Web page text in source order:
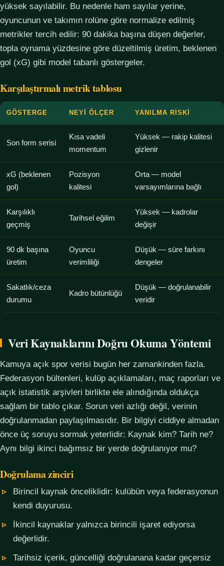
yüksek sayılabilir. Bu nedenle ham sayılar yerine,
oyuncunun ve takımın rolüne göre normalize edilmiş
metrikler tercih edilir: 90 dakika başına düşen değerler,
topla oynama yüzdesine göre düzeltilmiş üretim, beklenen
gol (xG) gibi model tabanlı göstergeler.
Karşılaştırmalı metrik tablosu
GÖSTERGE NEYI ÖLÇER YANILMA RISKI
Son form serisi
Kısa vadeli
momentum
Yüksek — rakip kalitesi
gizlenir
xG (beklenen
gol)
Pozisyon
kalitesi
Orta — model
varsayımlarına bağlı
Karşılıklı
geçmiş
Tarihsel eğilim
Yüksek — kadrolar
değişir
90 dk başına
üretim
Oyuncu
verimliliği
Düşük — süre farkını
dengeler
Sakatlık/ceza
durumu
Kadro bütünlüğü
Düşük — doğrulanabilir
veridir
Veri Kaynaklarını Doğru Okuma Yöntemi
Kamuya açık spor verisi bugün her zamankinden fazla.
Federasyon bültenleri, kulüp açıklamaları, maç raporları ve
açık istatistik arşivleri birlikte ele alındığında oldukça
sağlam bir tablo çıkar. Sorun veri azlığı değil, verinin
doğrulanmadan paylaşılmasıdır. Bir bilgiyi ciddiye almadan
önce üç soruyu sormak yeterlidir: Kaynak kim? Tarih ne?
Aynı bilgi ikinci bağımsız bir yerde doğrulanıyor mu?
Doğrulama zinciri
Birincil kaynak önceliklidir: kulübün veya federasyonun
kendi duyurusu.
İkincil kaynaklar yalnızca birincili işaret ediyorsa
değerlidir.
Tarihsiz içerik, güncelliği doğrulanana kadar geçersiz